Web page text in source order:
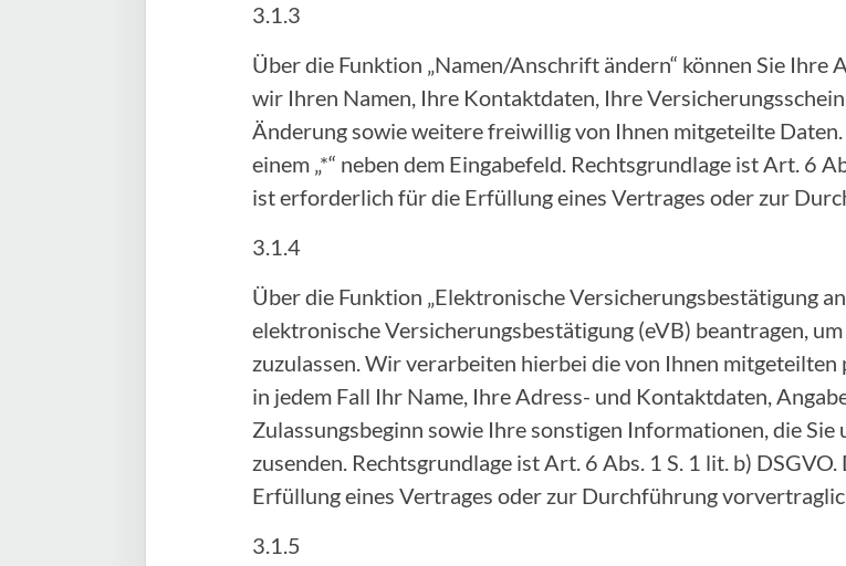
3.1.3
Über die Funktion „Namen/Anschrift ändern“ können Sie Ihre
wir Ihren Namen, Ihre Kontaktdaten, Ihre
Änderung sowie weitere freiwillig von Ihnen mitgeteilte
einem „*“ neben dem Eingabefeld. Rechtsgrundlage ist Art. 6
ist erforderlich für die Erfüllung eines Vertrages oder zur
3.1.4
Über die Funktion „Elektronische Versicherungsbestätigung
elektronische Versicherungsbestätigung (eVB) beantragen,
zuzulassen. Wir verarbeiten hierbei die von Ihnen mitgeteilten
in jedem Fall Ihr Name, Ihre Adress- und Kontaktdaten,
Zulassungsbeginn sowie Ihre sonstigen Informationen, die
zusenden. Rechtsgrundlage ist Art. 6 Abs. 1 S. 1 lit. b)
Erfüllung eines Vertrages oder zur Durchführung
3.1.5